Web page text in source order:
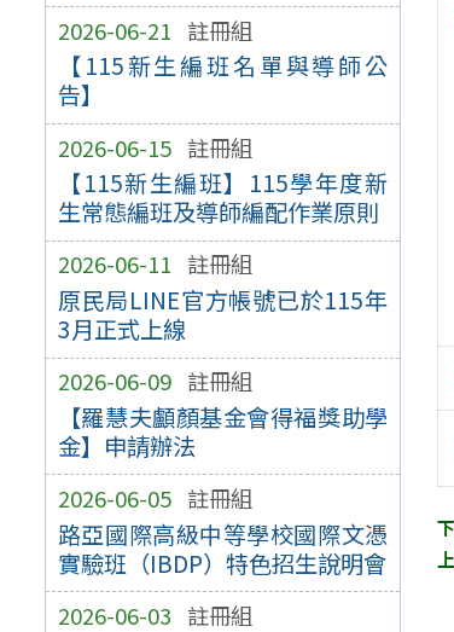
2026-06-21 註冊組
【115新生編班名單與導師公
告】
2026-06-15 註冊組
【115新生編班】115學年度新
生常態編班及導師編配作業原則
2026-06-11 註冊組
原民局LINE官方帳號已於115年
3月正式上線
2026-06-09 註冊組
【羅慧夫顱顏基金會得福獎助學
金】申請辦法
2026-06-05 註冊組
路亞國際高級中等學校國際文憑
實驗班（IBDP）特色招生說明會
2026-06-03 註冊組